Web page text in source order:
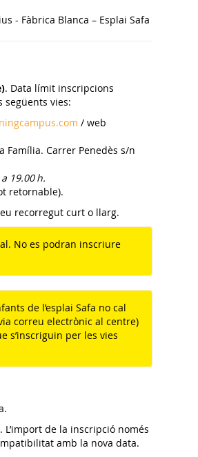
- Fàbrica Blanca – Esplai Safa
. Data límit inscripcions
següents vies:
/ web
Família. Carrer Penedès s/n
19.00 h.
retornable).
recorregut curt o llarg.
No es podran inscriure
de l’esplai Safa no cal
correu electrònic al centre)
s’inscriguin per les vies
L’import de la inscripció només
amb la nova data.